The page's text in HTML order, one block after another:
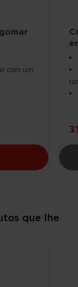
com um
que lhe